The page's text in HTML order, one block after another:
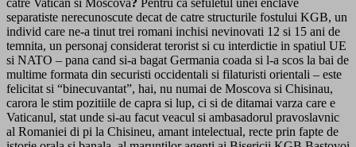
catre Vatican si Moscova? Pentru ca sefuletul unei enclave
separatiste nerecunoscute decat de catre structurile fostului KGB, un
individ care ne-a tinut trei romani inchisi nevinovati 12 si 15 ani de
temnita, un personaj considerat terorist si cu interdictie in spatiul UE
si NATO – pana cand si-a bagat Germania coada si l-a scos la bai de
multime formata din securisti occidentali si filaturisti orientali – este
felicitat si “binecuvantat”, hai, nu numai de Moscova si Chisinau,
carora le stim pozitiile de capra si lup, ci si de ditamai varza care e
Vaticanul, stat unde si-au facut veacul si ambasadorul pravoslavnic
al Romaniei di pi la Chisineu, amant intelectual, recte prin fapte de